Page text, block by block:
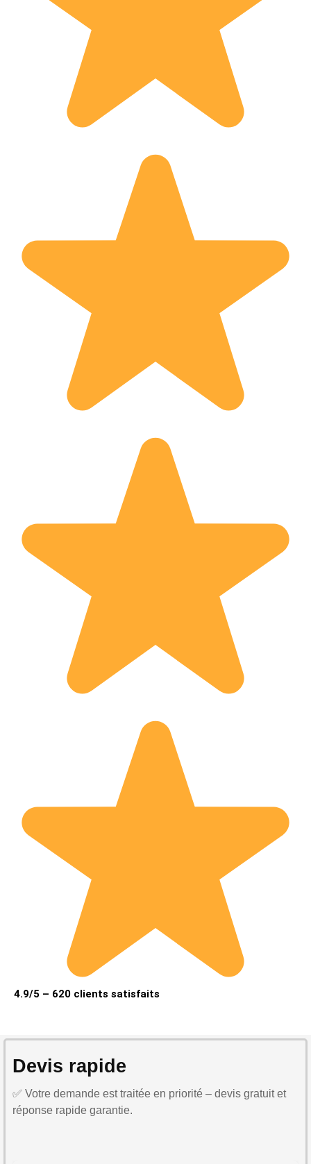
4.9/5 – 620 clients satisfaits
Devis rapide
✅ Votre demande est traitée en priorité – devis gratuit et
réponse rapide garantie.